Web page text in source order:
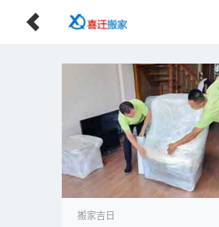
搬家吉日